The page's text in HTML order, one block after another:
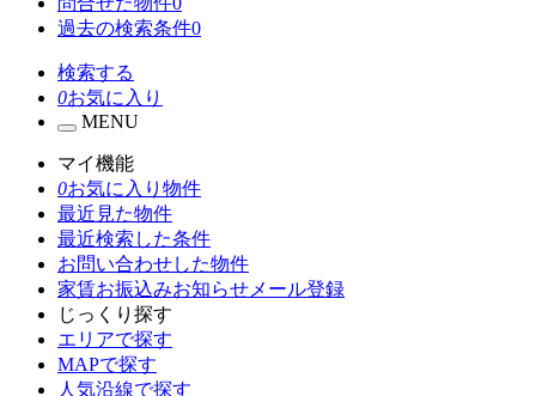
過去の検索条件0
検索する
0お気に入り
MENU
マイ機能
0お気に入り物件
最近見た物件
最近検索した条件
お問い合わせした物件
家賃お振込みお知らせメール登録
じっくり探す
エリアで探す
MAPで探す
人気沿線で探す